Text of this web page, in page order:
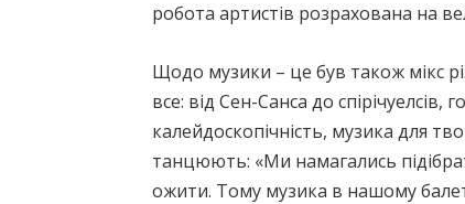
робота артистів розрахована на
Щодо музики – це був також мікс
все: від Сен-Санса до спірічуелсів,
калейдоскопічність, музика для
танцюють: «Ми намагались
ожити. Тому музика в нашому